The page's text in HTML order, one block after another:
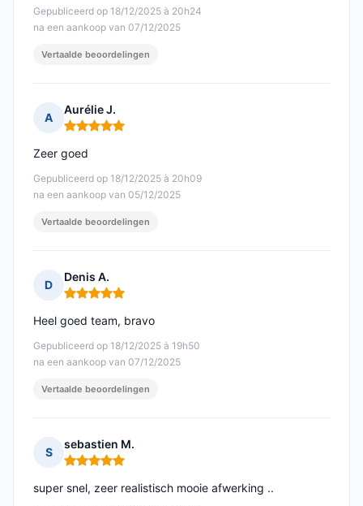
Gepubliceerd op 18/12/2025 à 20h24
na een aankoop van 07/12/2025
Vertaalde beoordelingen
A
Aurélie J.
Opmerking: 5 van 5
Gepubliceerd op 18/12/2025 à 20h09
na een aankoop van 05/12/2025
Zeer goed
Vertaalde beoordelingen
D
Denis A.
Opmerking: 5 van 5
Gepubliceerd op 18/12/2025 à 19h50
na een aankoop van 07/12/2025
Heel goed team, bravo
Vertaalde beoordelingen
S
sebastien M.
Opmerking: 5 van 5
super snel, zeer realistisch mooie afwerking ..